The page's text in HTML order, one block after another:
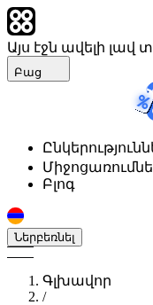
Այս էջն ավելի լավ
Բաց
Բլոգ
Ներբեռնել
Գլխավոր
/